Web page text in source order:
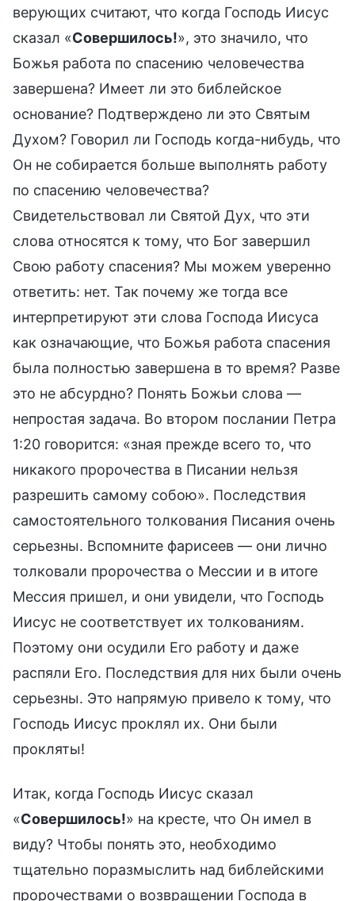
верующих считают, что когда Господь Иисус
сказал «Совершилось!», это значило, что
Божья работа по спасению человечества
завершена? Имеет ли это библейское
основание? Подтверждено ли это Святым
Духом? Говорил ли Господь когда-нибудь, что
Он не собирается больше выполнять работу
по спасению человечества?
Свидетельствовал ли Святой Дух, что эти
слова относятся к тому, что Бог завершил
Свою работу спасения? Мы можем уверенно
ответить: нет. Так почему же тогда все
интерпретируют эти слова Господа Иисуса
как означающие, что Божья работа спасения
была полностью завершена в то время? Разве
это не абсурдно? Понять Божьи слова —
непростая задача. Во втором послании Петра
1:20 говорится: «зная прежде всего то, что
никакого пророчества в Писании нельзя
разрешить самому собою». Последствия
самостоятельного толкования Писания очень
серьезны. Вспомните фарисеев — они лично
толковали пророчества о Мессии и в итоге
Мессия пришел, и они увидели, что Господь
Иисус не соответствует их толкованиям.
Поэтому они осудили Его работу и даже
распяли Его. Последствия для них были очень
серьезны. Это напрямую привело к тому, что
Господь Иисус проклял их. Они были
прокляты!
Итак, когда Господь Иисус сказал
«Совершилось!» на кресте, что Он имел в
виду? Чтобы понять это, необходимо
тщательно поразмыслить над библейскими
пророчествами о возвращении Господа в